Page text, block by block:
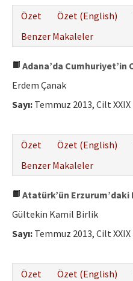
Özet Özet (English)
Benzer Makaleler
Adana’da Cumhuriyet’in
Erdem Çanak
Sayı: Temmuz 2013, Cilt XXIX
Özet
Özet (English)
Benzer Makaleler
Atatürk’ün Erzurum’daki
Gültekin Kamil Birlik
Sayı: Temmuz 2013, Cilt XXIX
Özet
Özet (English)